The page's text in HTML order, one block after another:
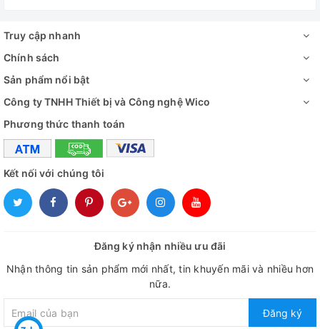
Truy cập nhanh
Chính sách
Sản phẩm nổi bật
Công ty TNHH Thiết bị và Công nghệ Wico
Phương thức thanh toán
Kết nối với chúng tôi
Đăng ký nhận nhiều ưu đãi
Nhận thông tin sản phẩm mới nhất, tin khuyến mãi và nhiều hơn
nữa.
Đăng ký